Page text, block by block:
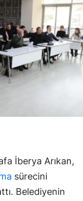
İberya Arıkan,
sürecini
Belediyenin